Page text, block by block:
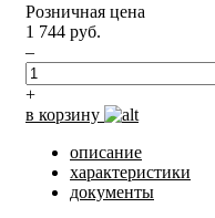
Розничная цена
1 744 руб.
–
+
в корзину
описание
характеристики
документы